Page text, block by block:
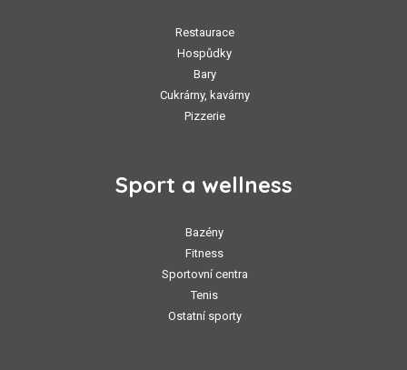
Restaurace
Hospůdky
Bary
Cukrárny, kavárny
Pizzerie
Sport a wellness
Bazény
Fitness
Sportovní centra
Tenis
Ostatní sporty